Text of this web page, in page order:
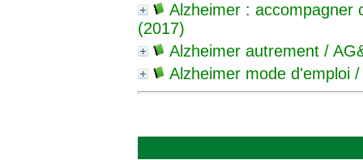
Alzheimer : accompagner
(2017)
Alzheimer autrement /
Alzheimer mode d'emploi /